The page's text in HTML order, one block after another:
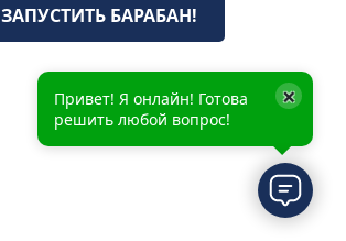
ЗАПУСТИТЬ БАРАБАН!
Привет! Я онлайн! Готова
решить любой вопрос!
×